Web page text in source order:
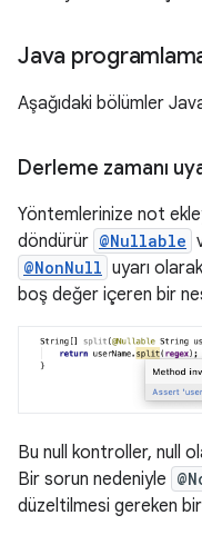
Java
Aşağıdaki bölümler
Derleme zamanı
Yöntemlerinize not
döndürür @Nullable
@NonNull uyarı
boş değer içeren bir
Bu null kontroller, null
Bir sorun nedeniyle
düzeltilmesi gereken